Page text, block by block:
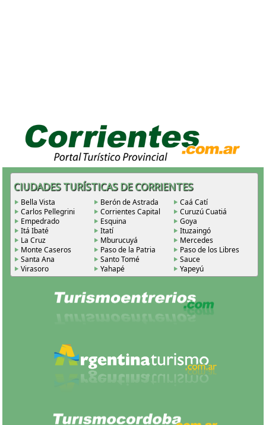
CIUDADES TURÍSTICAS DE CORRIENTES
Bella Vista Berón de Astrada
Caá Catí
Carlos Pellegrini
Corrientes Capital
Curuzú Cuatiá
Empedrado
Esquina
Goya
Itá Ibaté
Itatí
Ituzaingó
La Cruz
Mburucuyá
Mercedes
Monte Caseros
Paso de la Patria
Paso de los Libres
Santa Ana
Santo Tomé
Sauce
Virasoro
Yahapé Yapeyú